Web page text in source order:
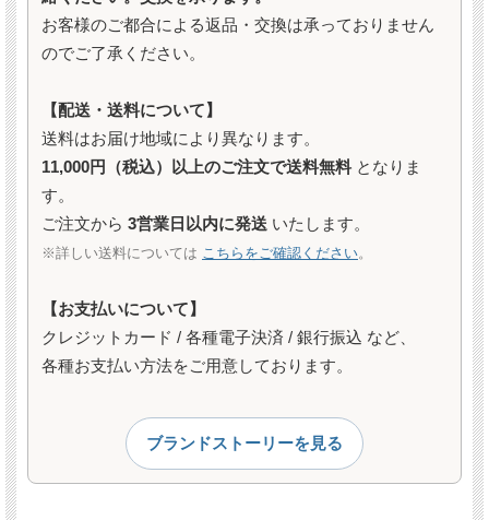
お客様のご都合による返品・交換は承っておりません
のでご了承ください。
【配送・送料について】
送料はお届け地域により異なります。
11,000円（税込）以上のご注文で送料無料 となりま
す。
ご注文から 3営業日以内に発送 いたします。
※詳しい送料については こちらをご確認ください。
【お支払いについて】
クレジットカード / 各種電子決済 / 銀行振込 など、
各種お支払い方法をご用意しております。
ブランドストーリーを見る